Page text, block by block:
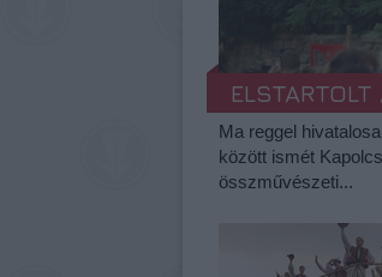
Ma reggel
között ismét
összművészeti...